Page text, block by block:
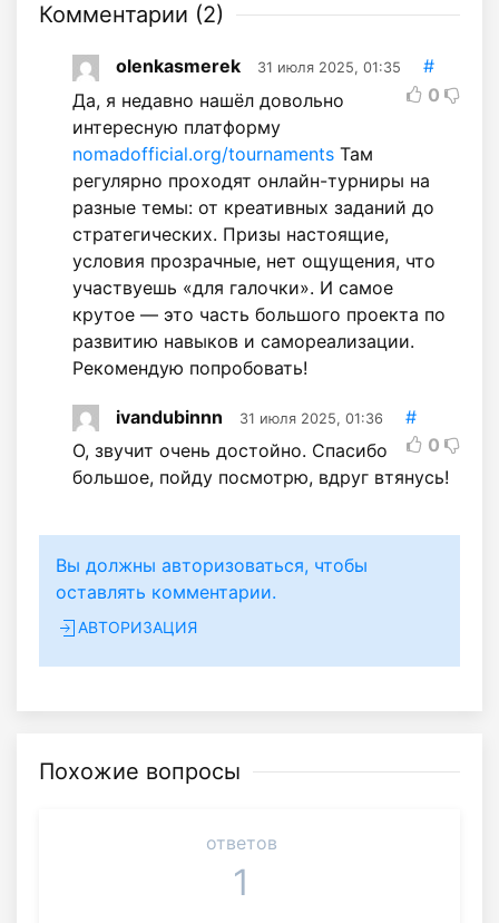
Комментарии (2)
olenkasmerek 31 июля 2025, 01:35
#
0
Да, я недавно нашёл довольно
интересную платформу
nomadofficial.org/tournaments Там
регулярно проходят онлайн-турниры на
разные темы: от креативных заданий до
стратегических. Призы настоящие,
условия прозрачные, нет ощущения, что
участвуешь «для галочки». И самое
крутое — это часть большого проекта по
развитию навыков и самореализации.
Рекомендую попробовать!
ivandubinnn 31 июля 2025, 01:36
#
0
О, звучит очень достойно. Спасибо
большое, пойду посмотрю, вдруг втянусь!
Вы должны авторизоваться, чтобы
оставлять комментарии.
АВТОРИЗАЦИЯ
Похожие вопросы
ответов
1